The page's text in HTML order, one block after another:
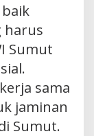
harus
Sumut
sama
jaminan
Sumut.